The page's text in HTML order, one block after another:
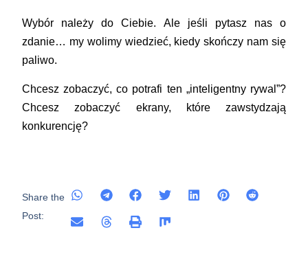
Wybór należy do Ciebie. Ale jeśli pytasz nas o
zdanie… my wolimy wiedzieć, kiedy skończy nam się
paliwo.
Chcesz zobaczyć, co potrafi ten „inteligentny rywal”?
Chcesz zobaczyć ekrany, które zawstydzają
konkurencję?
Share the
Post: